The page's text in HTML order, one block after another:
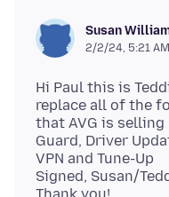
Susan
2/2/24, 5:21 AM
Hi Paul this is
replace all of the
that AVG is selling
Guard, Driver
VPN and Tune-Up
Signed, Susan/